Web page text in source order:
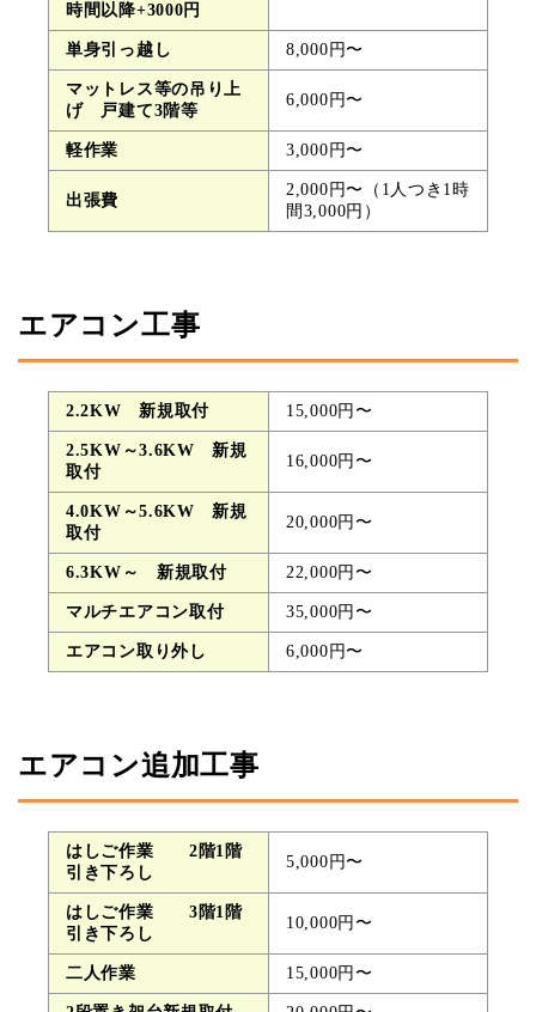
時間以降+3000円
単身引っ越し 8,000円〜
マットレス等の吊り上
げ 戸建て3階等
6,000円〜
軽作業 3,000円〜
出張費
2,000円〜（1人つき1時
間3,000円）
エアコン工事
2.2KW 新規取付 15,000円〜
2.5KW～3.6KW 新規
取付
16,000円〜
4.0KW～5.6KW 新規
取付
20,000円〜
6.3KW～ 新規取付 22,000円〜
マルチエアコン取付 35,000円〜
エアコン取り外し 6,000円〜
エアコン追加工事
はしご作業 2階1階
引き下ろし
5,000円〜
はしご作業 3階1階
引き下ろし
10,000円〜
二人作業 15,000円〜